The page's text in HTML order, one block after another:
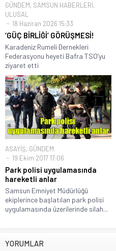
GÜNDEM, SAMSUN HABERLERİ,
ULUSAL
18 Haziran 2026 15:33
‘GÜÇ BİRLİĞİ’ GÖRÜŞMESİ!
Karadeniz Rumeli Dernekleri
Federasyonu heyeti Bafra TSO’yu
ziyaret etti
ASAYİŞ, GÜNDEM
19 Ekim 2017 17:06
Park polisi uygulamasında
hareketli anlar
Samsun Emniyet Müdürlüğü
ekiplerince başlatılan park polisi
uygulamasında üzerilerinde silah...
YORUMLAR